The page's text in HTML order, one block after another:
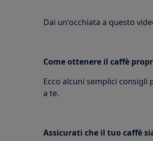
Dai un'occhiata a questo
Come ottenere il caffè
Ecco alcuni semplici
a te.
Assicurati che il tuo caffè